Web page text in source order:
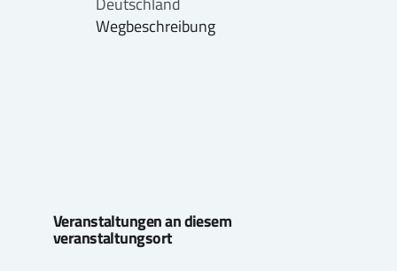
Wegbeschreibung
Veranstaltungen an diesem
veranstaltungsort